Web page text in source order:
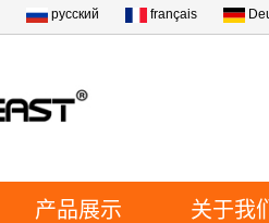
русский français
产品展示 关于我们